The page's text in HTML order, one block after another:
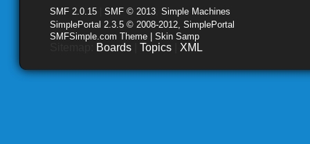
SMF 2.0.15 SMF © 2013 Simple Machines
SimplePortal 2.3.5 © 2008-2012, SimplePortal
SMFSimple.com Theme | Skin Samp
Boards Topics XML